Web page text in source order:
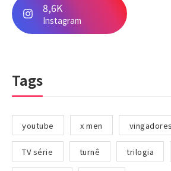
8,6K
Instagram
Tags
youtube x men vingadores
TV série turnê trilogia